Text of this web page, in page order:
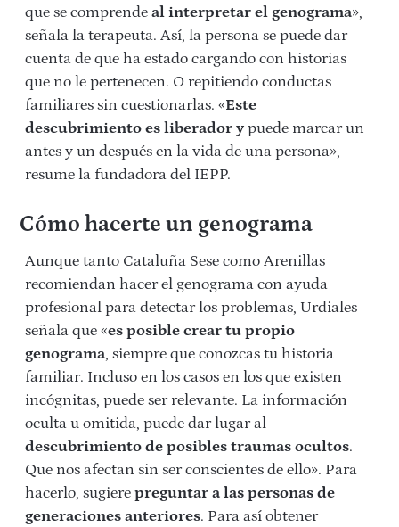
que se comprende al interpretar el genograma»,
señala la terapeuta. Así, la persona se puede dar
cuenta de que ha estado cargando con historias
que no le pertenecen. O repitiendo conductas
familiares sin cuestionarlas. «Este
descubrimiento es liberador y puede marcar un
antes y un después en la vida de una persona»,
resume la fundadora del IEPP.
Cómo hacerte un genograma
Aunque tanto Cataluña Sese como Arenillas
recomiendan hacer el genograma con ayuda
profesional para detectar los problemas, Urdiales
señala que «es posible crear tu propio
genograma, siempre que conozcas tu historia
familiar. Incluso en los casos en los que existen
incógnitas, puede ser relevante. La información
oculta u omitida, puede dar lugar al
descubrimiento de posibles traumas ocultos.
Que nos afectan sin ser conscientes de ello». Para
hacerlo, sugiere preguntar a las personas de
generaciones anteriores. Para así obtener